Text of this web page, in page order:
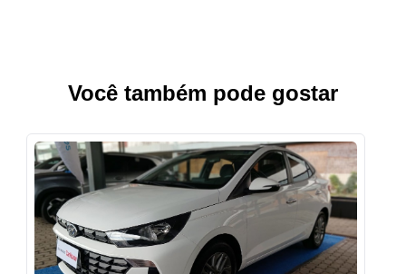
Você também pode gostar